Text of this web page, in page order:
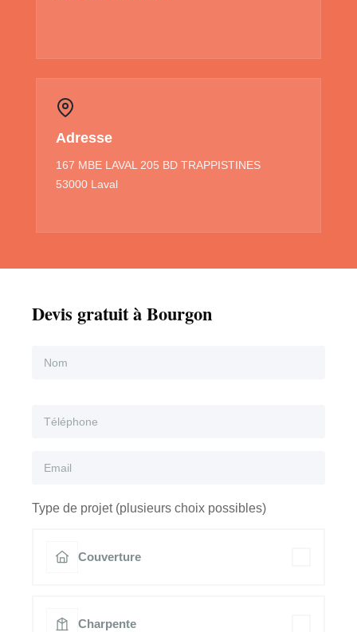
Adresse
167 MBE LAVAL 205 BD TRAPPISTINES
53000 Laval
Devis gratuit à Bourgon
Type de projet (plusieurs choix possibles)
Couverture
Charpente